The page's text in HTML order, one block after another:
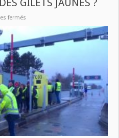
fermés
DANS
SAVOIR
PLUS
:
JUSQU’OÙ
IRA
LE
MOUVEMENT
DES
GILETS
JAUNES
?